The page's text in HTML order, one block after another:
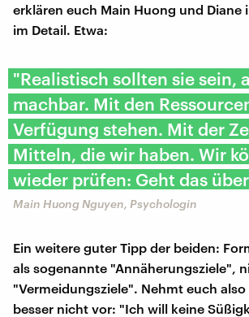
erklären euch Main Huong und Diane
im Detail. Etwa:
"Realistisch sollten sie sein,
machbar. Mit den
Verfügung stehen. Mit der
Mitteln, die wir haben. Wir
wieder prüfen: Geht das
Main Huong Nguyen, Psychologin
Ein weitere guter Tipp der beiden:
als sogenannte "Annäherungsziele",
"Vermeidungsziele". Nehmt euch also
besser nicht vor: "Ich will keine